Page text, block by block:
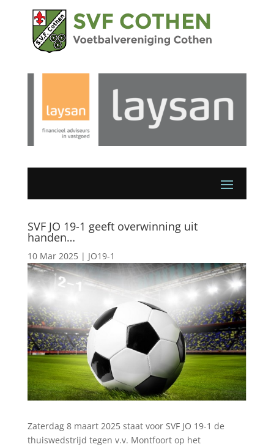
SVF JO 19-1 geeft overwinning uit
handen…
10 Mar 2025| JO19-1
Zaterdag 8 maart 2025 staat voor SVF JO 19-1 de
thuiswedstrijd tegen v.v. Montfoort op het